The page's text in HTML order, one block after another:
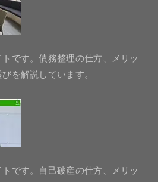
です。債務整理の仕方、メリッ
を解説しています。
です。自己破産の仕方、メリッ